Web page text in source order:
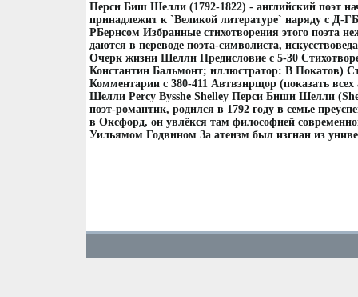
Перси Биш Шелли (1792-1822) - английский поэт
принадлежит к `Великой литературе` наряду с Д-
РБернсом Избранные стихотворения этого поэта
даются в переводе поэта-символиста,
Очерк жизни Шелли Предисловие c 5-30
Константин Бальмонт; иллюстратор: В Покатов)
Комментарии c 380-411 Автвзнрщор (показать
Шелли Percy Bysshe Shelley Перси Биши Шелли
поэт-романтик, родился в 1792 году в семье
в Оксфорд, он увлёкся там философией
Уильямом Годвином За атеизм был изгнан из